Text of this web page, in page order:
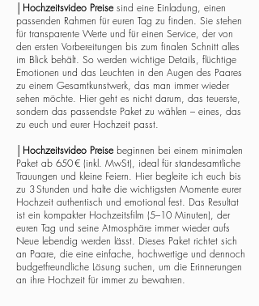
Hochzeitsvideo Preisesind eine Einladung, einen
passenden Rahmen für euren Tag zu finden. Sie stehen
für transparente Werte und für einen Service, der von
den ersten Vorbereitungen bis zum finalen Schnitt alles
im Blick behält. So werden wichtige Details, flüchtige
Emotionen und das Leuchten in den Augen des Paares
zu einem Gesamtkunstwerk, das man immer wieder
sehen möchte. Hier geht es nicht darum, das teuerste,
sondern das passendste Paket zu wählen – eines, das
zu euch und eurer Hochzeit passt.
Hochzeitsvideo Preisebeginnen bei einem minimalen
Paket ab 650 € (inkl. MwSt), ideal für standesamtliche
Trauungen und kleine Feiern. Hier begleite ich euch bis
zu 3 Stunden und halte die wichtigsten Momente eurer
Hochzeit authentisch und emotional fest. Das Resultat
ist ein kompakter Hochzeitsfilm (5–10 Minuten), der
euren Tag und seine Atmosphäre immer wieder aufs
Neue lebendig werden lässt. Dieses Paket richtet sich
an Paare, die eine einfache, hochwertige und dennoch
budgetfreundliche Lösung suchen, um die Erinnerungen
an ihre Hochzeit für immer zu bewahren.